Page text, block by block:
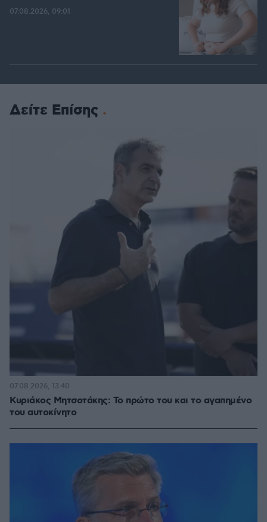
07.08.2026, 09:01
Δείτε Επίσης
Κυριάκος Μητσοτάκης: Το πρώτο του και το αγαπημένο
του αυτοκίνητο
07.08.2026, 13:40